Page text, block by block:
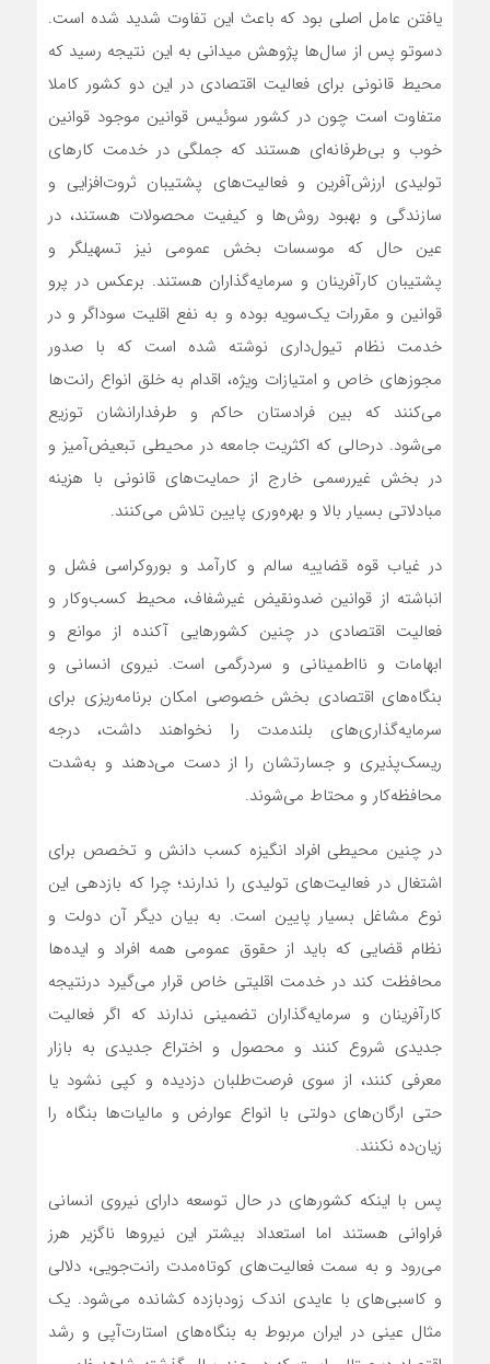
یافتن عامل اصلی بود که باعث این تفاوت شدید شده است.
دسوتو پس از سال‌ها پژوهش میدانی به این نتیجه رسید که
محیط قانونی برای فعالیت اقتصادی در این دو کشور کاملا
متفاوت است چون در کشور سوئیس قوانین موجود قوانین
خوب و بی‌‌طرفانه‌‌ای هستند که جملگی در خدمت کارهای
تولیدی ارزش‌‌آفرین و فعالیت‌‌های پشتیبان ثروت‌افزایی و
سازندگی و بهبود روش‌ها و کیفیت محصولات هستند، در
عین حال که موسسات بخش عمومی نیز تسهیلگر و
پشتیبان کارآفرینان و سرمایه‌‌گذاران هستند. برعکس در پرو
قوانین و مقررات یک‌سویه بوده و به نفع اقلیت سوداگر و در
خدمت نظام تیول‌داری نوشته شده است که با صدور
مجوزهای خاص و امتیازات ویژه، اقدام به خلق انواع رانت‌‌ها
می‌کنند که بین فرادستان حاکم و طرفدارانشان توزیع
می‌شود. درحالی که اکثریت جامعه در محیطی تبعیض‌‌آمیز و
در بخش غیررسمی خارج از حمایت‌‌های قانونی با هزینه
مبادلاتی بسیار بالا و بهره‌‌وری پایین تلاش می‌کنند.
در غیاب قوه قضاییه سالم و کارآمد و بوروکراسی فشل و
انباشته از قوانین ضدونقیض غیرشفاف، محیط کسب‌‌و‌‌کار و
فعالیت اقتصادی در چنین کشورهایی آکنده از موانع و
ابهامات و نااطمینانی و سردرگمی است. نیروی انسانی و
بنگاه‌های اقتصادی بخش خصوصی امکان برنامه‌‌ریزی برای
سرمایه‌‌گذاری‌‌های بلندمدت را نخواهند داشت، درجه
ریسک‌‌پذیری و جسارتشان را از دست می‌دهند و به‌شدت
محافظه‌‌کار و محتاط می‌شوند.
در چنین محیطی افراد انگیزه کسب دانش و تخصص برای
اشتغال در فعالیت‌‌های تولیدی را ندارند؛ چرا که بازدهی این
نوع مشاغل بسیار پایین است. به بیان دیگر آن دولت و
نظام قضایی که باید از حقوق عمومی همه افراد و ایده‌ها
محافظت کند در خدمت اقلیتی خاص قرار می‌گیرد درنتیجه
کارآفرینان و سرمایه‌‌گذاران تضمینی ندارند که اگر فعالیت
جدیدی شروع کنند و محصول و اختراع جدیدی به بازار
معرفی کنند، از سوی فرصت‌‌طلبان دزدیده و کپی نشود یا
حتی ارگان‌های دولتی با انواع عوارض و مالیات‌‌ها بنگاه را
زیان‌ده نکنند.
پس با اینکه کشورهای در حال توسعه دارای نیروی انسانی
فراوانی هستند اما استعداد بیشتر این نیروها ناگزیر هرز
می‌‌رود و به سمت فعالیت‌‌های کوتاه‌‌مدت رانت‌‌جویی، دلالی
و کاسبی‌‌های با عایدی اندک زودبازده کشانده می‌شود. یک
مثال عینی در ایران مربوط به بنگاه‌های استارت‌آپی و رشد